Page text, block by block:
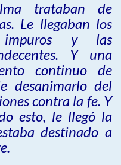
trataban de
Le llegaban los
impuros y las
Y una
continuo de
desanimarlo del
contra la fe. Y
esto, le llegó la
destinado a